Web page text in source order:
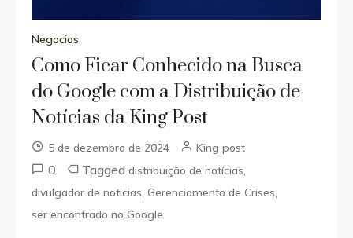
Negocios
Como Ficar Conhecido na Busca
do Google com a Distribuição de
Notícias da King Post
5 de dezembro de 2024 King post
0 Taggeddistribuição de notícias
divulgador de noticias ,Gerenciamento de Crises
ser encontrado no Google